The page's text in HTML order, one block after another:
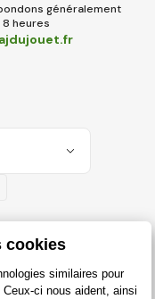
généralement
heures